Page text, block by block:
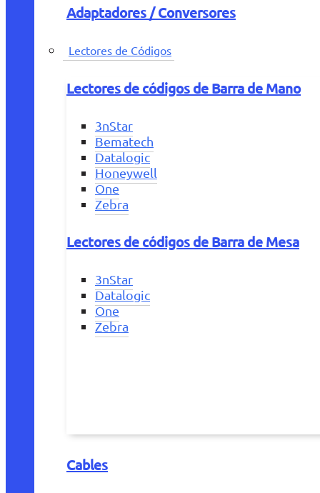
Adaptadores / Conversores
Lectores de Códigos
Lectores de códigos de Barra de Mano
3nStar
Bematech
Datalogic
Honeywell
One
Zebra
Lectores de códigos de Barra de Mesa
3nStar
Datalogic
One
Zebra
Cables